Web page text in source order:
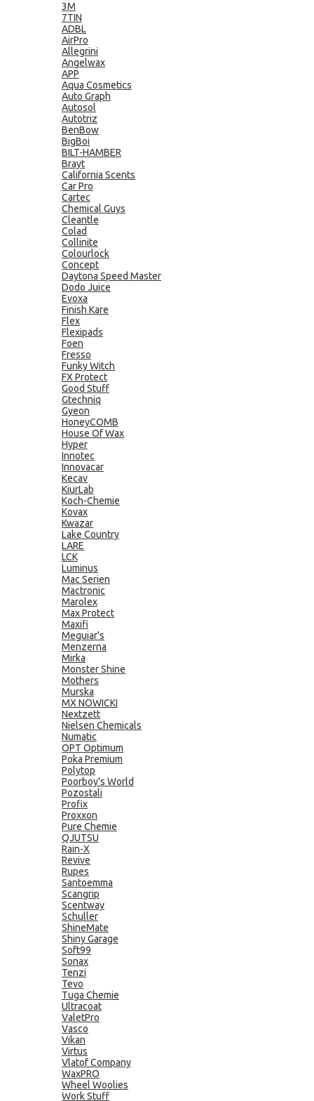
3M
7TIN
ADBL
AirPro
Allegrini
Angelwax
APP
Aqua Cosmetics
Auto Graph
Autosol
Autotriz
BenBow
BigBoi
BILT-HAMBER
Brayt
California Scents
Car Pro
Cartec
Chemical Guys
Cleantle
Colad
Collinite
Colourlock
Concept
Daytona Speed Master
Dodo Juice
Evoxa
Finish Kare
Flex
Flexipads
Foen
Fresso
Funky Witch
FX Protect
Good Stuff
Gtechniq
Gyeon
HoneyCOMB
House Of Wax
Hyper
Innotec
Innovacar
Kecav
KiurLab
Koch-Chemie
Kovax
Kwazar
Lake Country
LARE
LCK
Luminus
Mac Serien
Mactronic
Marolex
Max Protect
Maxifi
Meguiar's
Menzerna
Mirka
Monster Shine
Mothers
Murska
MX NOWICKI
Nextzett
Nielsen Chemicals
Numatic
OPT Optimum
Poka Premium
Polytop
Poorboy's World
Pozostali
Profix
Proxxon
Pure Chemie
QJUTSU
Rain-X
Revive
Rupes
Santoemma
Scangrip
Scentway
Schuller
ShineMate
Shiny Garage
Soft99
Sonax
Tenzi
Tevo
Tuga Chemie
Ultracoat
ValetPro
Vasco
Vikan
Virtus
Vlatof Company
WaxPRO
Wheel Woolies
Work Stuff